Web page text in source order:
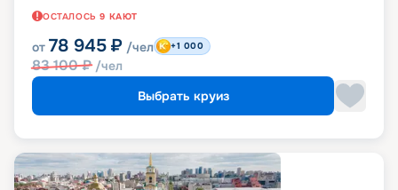
ОСТАЛОСЬ 9 КАЮТ
от 78 945 ₽ /чел
83 100₽ /чел
+1 000
Выбрать круиз